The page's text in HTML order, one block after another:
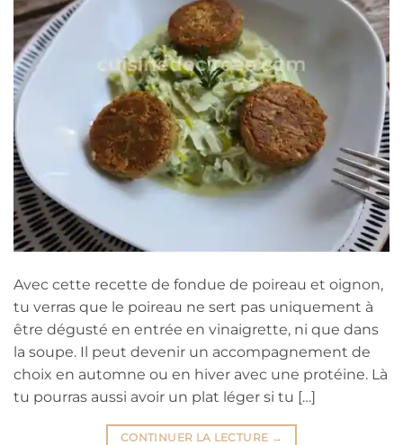
Avec cette recette de fondue de poireau et oignon,
tu verras que le poireau ne sert pas uniquement à
être dégusté en entrée en vinaigrette, ni que dans
la soupe. Il peut devenir un accompagnement de
choix en automne ou en hiver avec une protéine. Là
tu pourras aussi avoir un plat léger si tu […]
CONTINUER LA LECTURE →